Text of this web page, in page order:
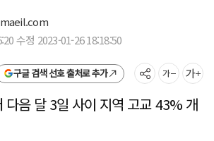
수정 2023-01-26 18:18:50
구글 검색 선호 출처로 추가
다음 달 3일 사이 지역 고교 43% 개